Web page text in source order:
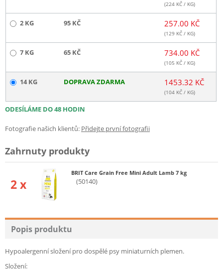
(224 KČ / KG)
2 KG 95 KČ 257.00 KČ
(129 KČ / KG)
7 KG 65 KČ 734.00 KČ
(105 KČ / KG)
14 KG DOPRAVA ZDARMA 1453.32 KČ
(104 KČ / KG)
ODESÍLÁME DO 48 HODIN
Fotografie našich klientů: Přidejte první fotografii
Zahrnuty produkty
2 x
BRIT Care Grain Free Mini Adult Lamb 7 kg
(50140)
Popis produktu
Hypoalergenní složení pro dospělé psy miniaturních plemen.
Složení: